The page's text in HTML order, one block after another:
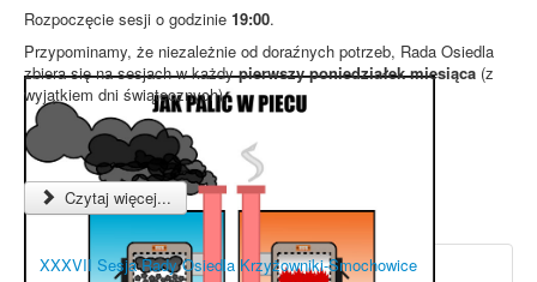
Rozpoczęcie sesji o godzinie 19:00.
Przypominamy, że niezależnie od doraźnych potrzeb, Rada Osiedla
zbiera się na sesjach w każdypierwszy poniedziałek miesiąca (z
wyjątkiem dni świątecznych).
Czytaj więcej...
XXXVII Sesja Rady Osiedla Krzyżowniki-Smochowice